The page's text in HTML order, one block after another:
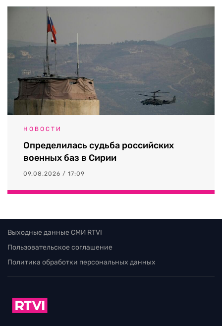
НОВОСТИ
Определилась судьба российских
военных баз в Сирии
09.08.2026 / 17:09
Выходные данные СМИ RTVI
Пользовательское соглашение
Политика обработки персональных данных